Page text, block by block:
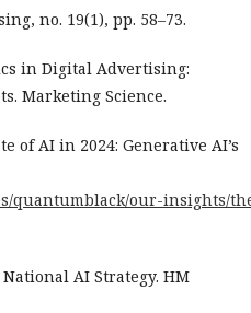
no. 19(1), pp. 58–73.
in Digital Advertising:
Marketing Science.
of AI in 2024: Generative AI’s
quantumblack/our-insights/
National AI Strategy. HM